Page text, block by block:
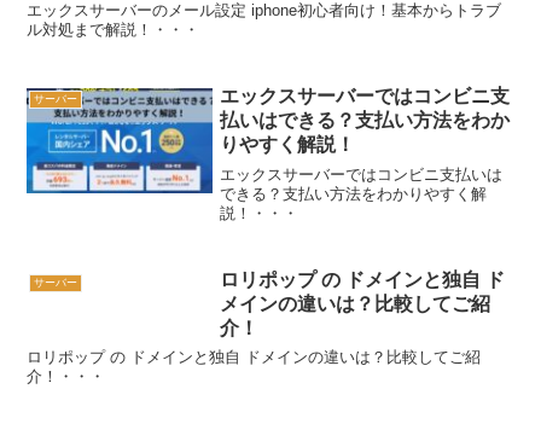
エックスサーバーのメール設定 iphone初心者向け！基本からトラブ
ル対処まで解説！・・・
サーバー
エックスサーバーではコンビニ支
払いはできる？支払い方法をわか
りやすく解説！
エックスサーバーではコンビニ支払いは
できる？支払い方法をわかりやすく解
説！・・・
サーバー
ロリポップ の ドメインと独自 ド
メインの違いは？比較してご紹
介！
ロリポップ の ドメインと独自 ドメインの違いは？比較してご紹
介！・・・